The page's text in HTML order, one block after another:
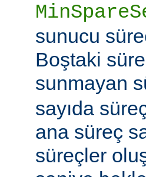
sunucu
Boştaki
sunmayan
sayıda
ana süreç
süreçler